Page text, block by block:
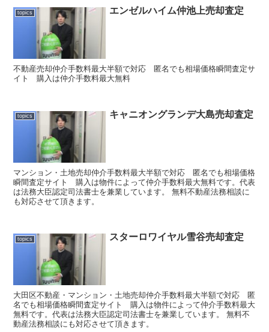
topics エンゼルハイム仲池上売却査定
不動産売却仲介手数料最大半額で対応 匿名でも相場価格瞬間査定サ
イト 購入は仲介手数料最大無料
topics キャニオングランデ大島売却査定
マンション・土地売却仲介手数料最大半額で対応 匿名でも相場価格
瞬間査定サイト 購入は物件によって仲介手数料最大無料です。代表
は法務大臣認定司法書士を兼業しています。 無料不動産法務相談に
も対応させて頂きます。
topics スターロワイヤル雪谷売却査定
大田区不動産・マンション・土地売却仲介手数料最大半額で対応 匿
名でも相場価格瞬間査定サイト 購入は物件によって仲介手数料最大
無料です。代表は法務大臣認定司法書士を兼業しています。 無料不
動産法務相談にも対応させて頂きます。